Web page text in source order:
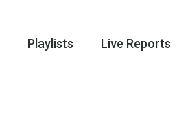
Playlists Live Reports